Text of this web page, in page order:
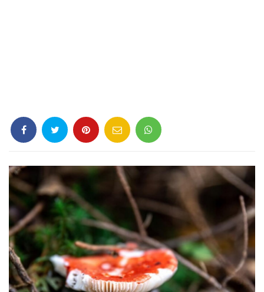
Gastronomía
Lenguaje
Leyes
Literatura
Moda
y